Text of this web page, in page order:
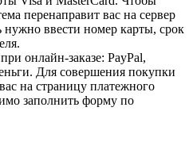
перенаправит вас на сервер
нужно ввести номер карты, срок
онлайн-заказе: PayPal,
Для совершения покупки
на страницу платежного
заполнить форму по